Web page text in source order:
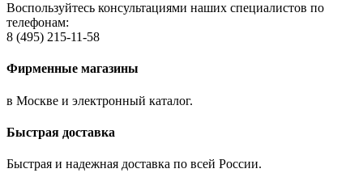
Воспользуйтесь консультациями наших специалистов по
телефонам:
8 (495) 215-11-58
Фирменные магазины
в Москве и электронный каталог.
Быстрая доставка
Быстрая и надежная доставка по всей России.